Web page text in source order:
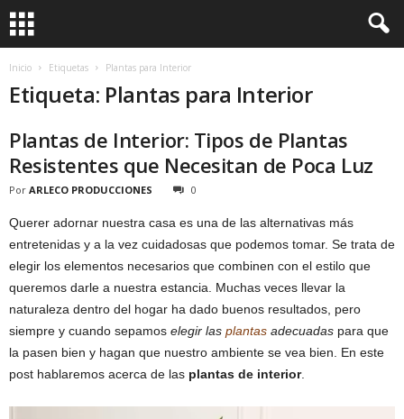
Inicio Etiquetas Plantas para Interior
Etiqueta: Plantas para Interior
Plantas de Interior: Tipos de Plantas
Resistentes que Necesitan de Poca Luz
Por ARLECO PRODUCCIONES 0
Querer adornar nuestra casa es una de las alternativas más
entretenidas y a la vez cuidadosas que podemos tomar. Se trata de
elegir los elementos necesarios que combinen con el estilo que
queremos darle a nuestra estancia. Muchas veces llevar la
naturaleza dentro del hogar ha dado buenos resultados, pero
siempre y cuando sepamos elegir las plantas adecuadas para que
la pasen bien y hagan que nuestro ambiente se vea bien. En este
post hablaremos acerca de las plantas de interior.